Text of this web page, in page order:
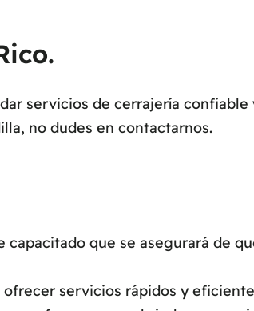
servicios de cerrajería
no dudes en contactarnos.
que se asegurará de
servicios rápidos y